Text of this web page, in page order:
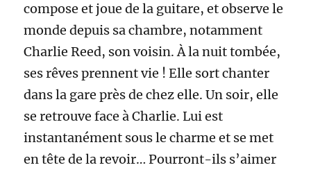
compose et joue de la guitare, et observe le
monde depuis sa chambre, notamment
Charlie Reed, son voisin. À la nuit tombée,
ses rêves prennent vie ! Elle sort chanter
dans la gare près de chez elle. Un soir, elle
se retrouve face à Charlie. Lui est
instantanément sous le charme et se met
en tête de la revoir… Pourront-ils s’aimer